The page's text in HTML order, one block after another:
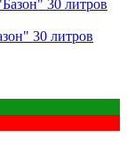
30 литров